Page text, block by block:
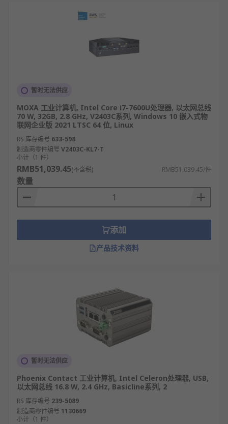
能源电力行业：适配变电站 / 新能源场景，实现
设备监测与电网稳定管控。
交通物流自动化：应用于AGV调度、轨道交通
信号控制，耐受恶劣环境。
工控机品牌
RS为您提供了不同的工控机品牌厂家，如
Phoenix Contact、
机规格、工控机型号的产品供您挑选，您可以根据实
际要求进行工控机批发从而满足不同的应用场景需
求。
欢迎查看和订购RS的工控机及相关产品，订购现货24
暂时无法供应
MOXA 工业计算机, Intel Core i7-7600U处理器, 以太网总线
70 W, 32GB, 2.8 GHz, V2403C系列, Windows 10 嵌入式物
联网企业版 2021 LTSC 64 位, Linux
RS 库存编号 633-598
制造商零件编号 V2403C-KL7-T
小计（1 件）
RMB51,039.45(不含税) RMB51,039.45/件
数量
添加
产品技术资料
暂时无法供应
Phoenix Contact 工业计算机, Intel Celeron处理器, USB,
以太网总线 16.8 W, 2.4 GHz, Basicline系列, 2
RS 库存编号 239-5089
制造商零件编号 1130669
小计（1 件）